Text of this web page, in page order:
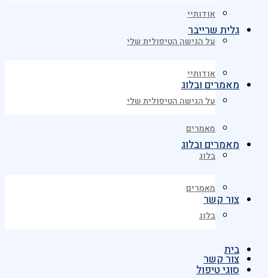
אודותיי
על הגישה הטיפולית שלי
מאמרים ובלוג
מאמרים
בלוג
צור קשר
בית
סוגי טיפול
גלית שרייבר
אודותיי
על הגישה הטיפולית שלי
מאמרים ובלוג
מאמרים
בלוג
צור קשר